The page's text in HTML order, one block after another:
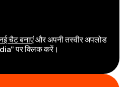
चैट बनाएंऔर अपनी तस्वीर अपलोड
पर क्लिक करें।